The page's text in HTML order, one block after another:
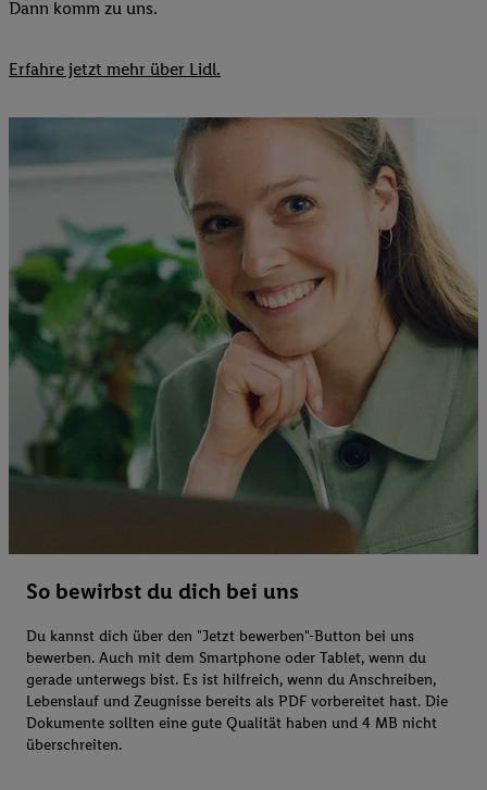
Dann komm zu uns.​
Erfahre jetzt mehr über Lidl.
So bewirbst du dich bei uns
Du kannst dich über den "Jetzt bewerben"-Button bei uns
bewerben. Auch mit dem Smartphone oder Tablet, wenn du
gerade unterwegs bist. Es ist hilfreich, wenn du Anschreiben,
Lebenslauf und Zeugnisse bereits als PDF vorbereitet hast. Die
Dokumente sollten eine gute Qualität haben und 4 MB nicht
überschreiten.